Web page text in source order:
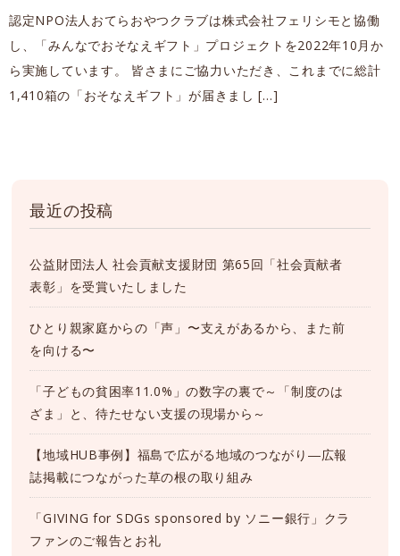
認定NPO法人おてらおやつクラブは株式会社フェリシモと協働
し、「みんなでおそなえギフト」プロジェクトを2022年10月か
ら実施しています。 皆さまにご協力いただき、これまでに総計
1,410箱の「おそなえギフト」が届きまし […]
最近の投稿
公益財団法人 社会貢献支援財団 第65回「社会貢献者
表彰」を受賞いたしました
ひとり親家庭からの「声」〜支えがあるから、また前
を向ける〜
「子どもの貧困率11.0%」の数字の裏で～「制度のは
ざま」と、待たせない支援の現場から～
【地域HUB事例】福島で広がる地域のつながり―広報
誌掲載につながった草の根の取り組み
「GIVING for SDGs sponsored by ソニー銀行」クラ
ファンのご報告とお礼